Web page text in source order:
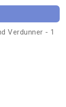
Verdunner - 1